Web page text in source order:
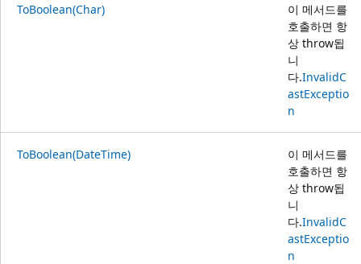
ToBoolean(Char)
이 메서드를
호출하면 항
상 throw됩
니
다.InvalidC
astExceptio
n
ToBoolean(DateTime)
이 메서드를
호출하면 항
상 throw됩
니
다.InvalidC
astExceptio
n